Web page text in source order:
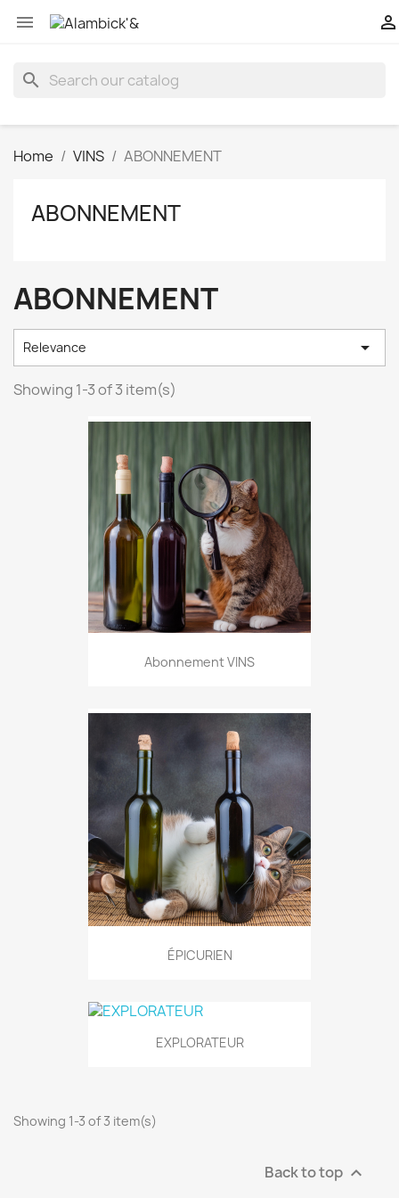
 
search
Home VINS ABONNEMENT
ABONNEMENT
ABONNEMENT
Relevance 
Showing 1-3 of 3 item(s)
Abonnement VINS
ÉPICURIEN
EXPLORATEUR
Showing 1-3 of 3 item(s)
Back to top 